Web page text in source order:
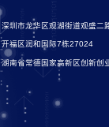
深圳市龙华区观湖街道观盛
开福区润和国际7栋27024
南省常德国家高新区创新创